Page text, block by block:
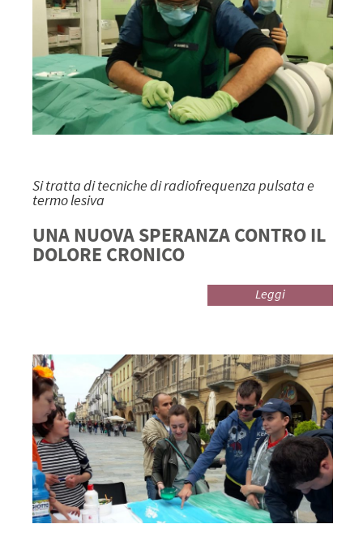
Si tratta di tecniche di radiofrequenza pulsata e
termo lesiva
UNA NUOVA SPERANZA CONTRO IL
DOLORE CRONICO
Leggi